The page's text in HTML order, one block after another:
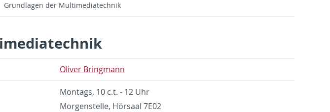
Grundlagen der Multimediatechnik
Oliver Bring­mann
Mon­tags, 10 c.t. - 12 Uhr
Mor­gen­stelle, Hörsaal 7E02